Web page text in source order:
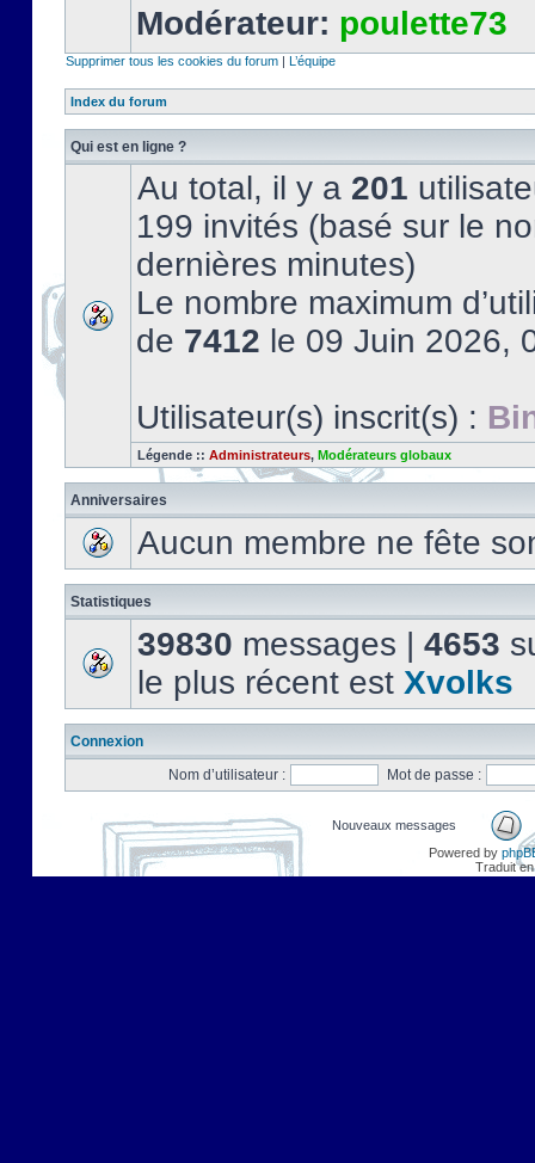
Modérateur: poulette73
Supprimer tous les cookies du forum | L’équipe
Index du forum
Qui est en ligne ?
Au total, il y a 201
199 invités (basé sur le
dernières minutes)
Le nombre maximum
de 7412 le 09 Juin 2026,
Utilisateur(s) inscrit(s) :
Légende :: Administrateurs, Modérateurs globaux
Anniversaires
Aucun membre ne fête
Statistiques
39830 messages | 4653
le plus récent est Xvolks
Connexion
Nom d’utilisateur :
Mot de passe :
Nouveaux messages
Powered by
Traduit